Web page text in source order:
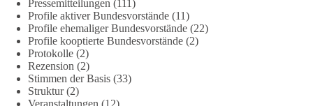
#dieBasis #Umfrage #Verteidigung #Bundeswehr
659 669 26
Pressemitteilungen (111)
Profile aktiver Bundesvorstände (11)
Profile ehemaliger Bundesvorstände (22)
Profile kooptierte Bundesvorstände (2)
Protokolle (2)
Rezension (2)
Stimmen der Basis (33)
Struktur(2)
Veranstaltungen (12)